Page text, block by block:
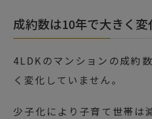
成約数は10年で大きく変
4LDKのマンションの成約
く変化していません。
少子化により子育て世帯は